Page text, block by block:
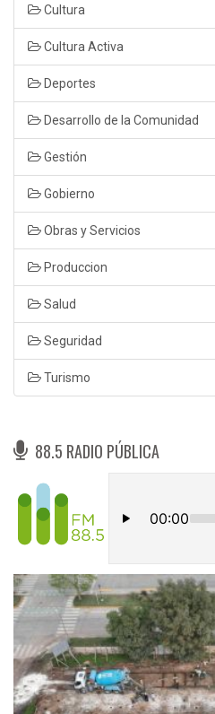
Cultura
Cultura Activa
Deportes
Desarrollo de la Comunidad
Gestión
Gobierno
Obras y Servicios
Produccion
Salud
Seguridad
Turismo
88.5 RADIO PÚBLICA